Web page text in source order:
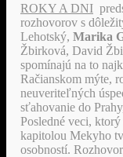
ROKY A DNI
rozhovorov s
Lehotský, Marika
Žbirková, David
spomínajú na to
Račianskom mýte,
neuveriteľných
sťahovanie do
Posledné veci,
kapitolou Mekyho
osobností.